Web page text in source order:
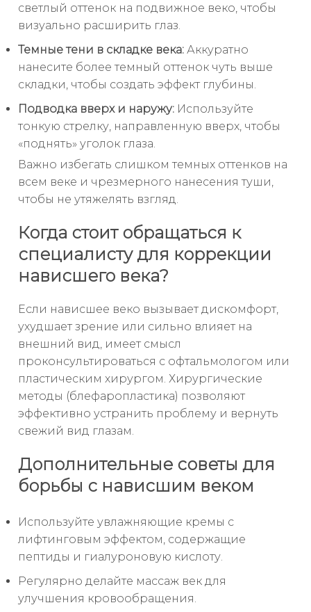
светлый оттенок на подвижное веко, чтобы
визуально расширить глаз.
Темные тени в складке века: Аккуратно
нанесите более темный оттенок чуть выше
складки, чтобы создать эффект глубины.
Подводка вверх и наружу: Используйте
тонкую стрелку, направленную вверх, чтобы
«поднять» уголок глаза.
Важно избегать слишком темных оттенков на
всем веке и чрезмерного нанесения туши,
чтобы не утяжелять взгляд.
Когда стоит обращаться к
специалисту для коррекции
нависшего века?
Если нависшее веко вызывает дискомфорт,
ухудшает зрение или сильно влияет на
внешний вид, имеет смысл
проконсультироваться с офтальмологом или
пластическим хирургом. Хирургические
методы (блефаропластика) позволяют
эффективно устранить проблему и вернуть
свежий вид глазам.
Дополнительные советы для
борьбы с нависшим веком
Используйте увлажняющие кремы с
лифтинговым эффектом, содержащие
пептиды и гиалуроновую кислоту.
Регулярно делайте массаж век для
улучшения кровообращения.